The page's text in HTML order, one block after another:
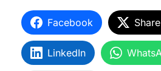
Facebook
LinkedIn